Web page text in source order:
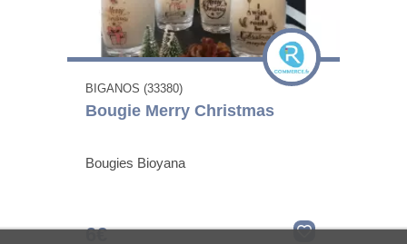
BIGANOS (33380)
Bougie Merry Christmas
Bougies Bioyana
6€